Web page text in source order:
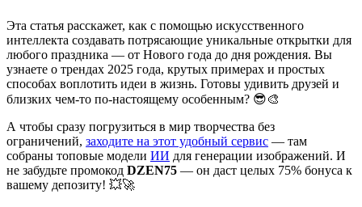
Эта статья расскажет, как с помощью искусственного
интеллекта создавать потрясающие уникальные открытки для
любого праздника — от Нового года до дня рождения. Вы
узнаете о трендах 2025 года, крутых примерах и простых
способах воплотить идеи в жизнь. Готовы удивить друзей и
близких чем-то по-настоящему особенным? 😎🎨
А чтобы сразу погрузиться в мир творчества без
ограничений, заходите на этот удобный сервис — там
собраны топовые модели ИИ для генерации изображений. И
не забудьте промокод DZEN75 — он даст целых 75% бонуса к
вашему депозиту! 💥🚀